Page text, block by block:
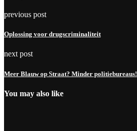
previous post
Oplossing voor drugscriminaliteit
next post
Meer Blauw op Straat? Minder politiebureaus!
You may also like